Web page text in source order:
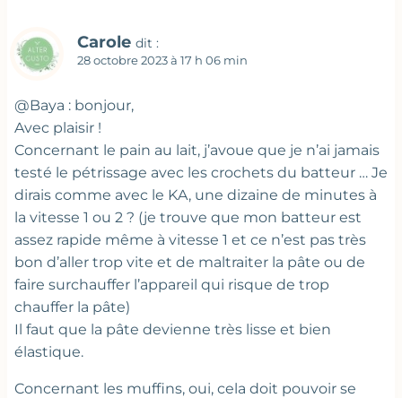
Carole dit :
28 octobre 2023 à 17 h 06 min
@Baya : bonjour,
Avec plaisir !
Concernant le pain au lait, j’avoue que je n’ai jamais
testé le pétrissage avec les crochets du batteur … Je
dirais comme avec le KA, une dizaine de minutes à
la vitesse 1 ou 2 ? (je trouve que mon batteur est
assez rapide même à vitesse 1 et ce n’est pas très
bon d’aller trop vite et de maltraiter la pâte ou de
faire surchauffer l’appareil qui risque de trop
chauffer la pâte)
Il faut que la pâte devienne très lisse et bien
élastique.
Concernant les muffins, oui, cela doit pouvoir se